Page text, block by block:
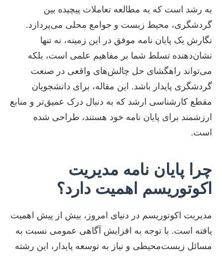
به رشد است که به مطالعه تعاملات پیچیده بین
گردشگری، محیط زیست و جوامع محلی می‌پردازد.
نگارش یک پایان نامه موفق در این زمینه، نه تنها
نشان‌دهنده تسلط شما بر مفاهیم علمی است، بلکه
می‌تواند راهگشای حل چالش‌های واقعی در صنعت
گردشگری پایدار باشد. این مقاله، برای دانشجویان
مقطع کارشناسی ارشد که به دنبال درک عمیق‌تر و منابع
ارزشمند برای پایان نامه خود هستند، طراحی شده
است.
چرا پایان نامه مدیریت
اکوتوریسم اهمیت دارد؟
مدیریت اکوتوریسم در دنیای امروز، بیش از پیش اهمیت
یافته است. با توجه به افزایش آگاهی عمومی نسبت به
مسائل زیست‌محیطی و نیاز به توسعه پایدار، این رشته